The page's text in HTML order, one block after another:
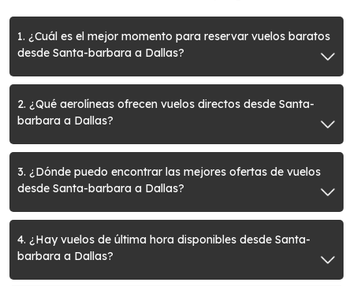
1. ¿Cuál es el mejor momento para reservar vuelos baratos
desde Santa-barbara a Dallas?
2. ¿Qué aerolíneas ofrecen vuelos directos desde Santa-
barbara a Dallas?
3. ¿Dónde puedo encontrar las mejores ofertas de vuelos
desde Santa-barbara a Dallas?
4. ¿Hay vuelos de última hora disponibles desde Santa-
barbara a Dallas?